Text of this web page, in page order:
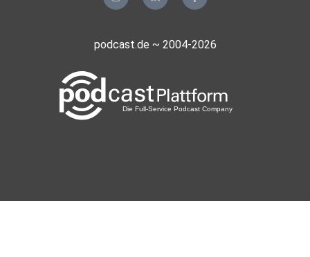
podcast.de ~ 2004-2026